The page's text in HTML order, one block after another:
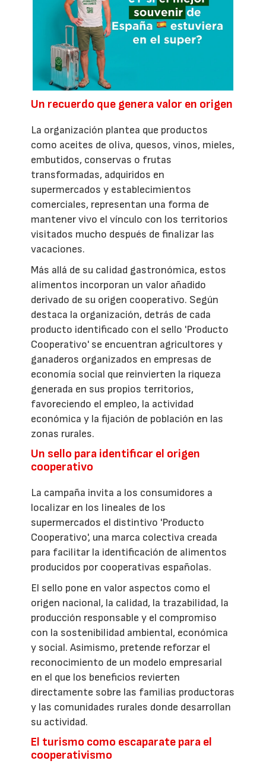
Un recuerdo que genera valor en origen
La organización plantea que productos
como aceites de oliva, quesos, vinos, mieles,
embutidos, conservas o frutas
transformadas, adquiridos en
supermercados y establecimientos
comerciales, representan una forma de
mantener vivo el vínculo con los territorios
visitados mucho después de finalizar las
vacaciones.
Más allá de su calidad gastronómica, estos
alimentos incorporan un valor añadido
derivado de su origen cooperativo. Según
destaca la organización, detrás de cada
producto identificado con el sello 'Producto
Cooperativo' se encuentran agricultores y
ganaderos organizados en empresas de
economía social que reinvierten la riqueza
generada en sus propios territorios,
favoreciendo el empleo, la actividad
económica y la fijación de población en las
zonas rurales.
Un sello para identificar el origen
cooperativo
La campaña invita a los consumidores a
localizar en los lineales de los
supermercados el distintivo 'Producto
Cooperativo', una marca colectiva creada
para facilitar la identificación de alimentos
producidos por cooperativas españolas.
El sello pone en valor aspectos como el
origen nacional, la calidad, la trazabilidad, la
producción responsable y el compromiso
con la sostenibilidad ambiental, económica
y social. Asimismo, pretende reforzar el
reconocimiento de un modelo empresarial
en el que los beneficios revierten
directamente sobre las familias productoras
y las comunidades rurales donde desarrollan
su actividad.
El turismo como escaparate para el
cooperativismo